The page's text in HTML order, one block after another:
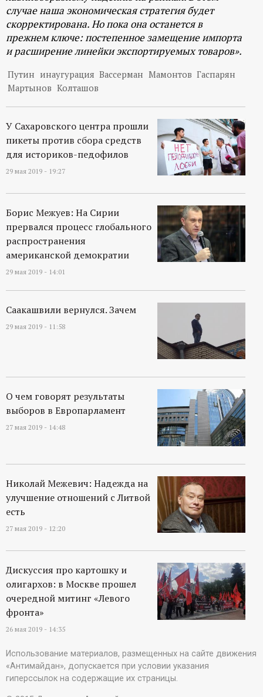
случае наша экономическая стратегия будет
скорректирована. Но пока она останется в
прежнем ключе: постепенное замещение импорта
и расширение линейки экспортируемых товаров».
Путин инаугурация Вассерман Мамонтов Гаспарян
Мартынов Колташов
У Сахаровского центра прошли
пикеты против сбора средств
для историков-педофилов
29 мая 2019 - 19:27
Борис Межуев: На Сирии
прервался процесс глобального
распространения
американской демократии
29 мая 2019 - 14:01
Саакашвили вернулся. Зачем
29 мая 2019 - 11:58
О чем говорят результаты
выборов в Европарламент
27 мая 2019 - 14:48
Николай Межевич: Надежда на
улучшение отношений с Литвой
есть
27 мая 2019 - 12:20
Дискуссия про картошку и
олигархов: в Москве прошел
очередной митинг «Левого
фронта»
26 мая 2019 - 14:35
Использование материалов, размещенных на сайте движения
«Антимайдан», допускается при условии указания
гиперссылок на содержащие их страницы.